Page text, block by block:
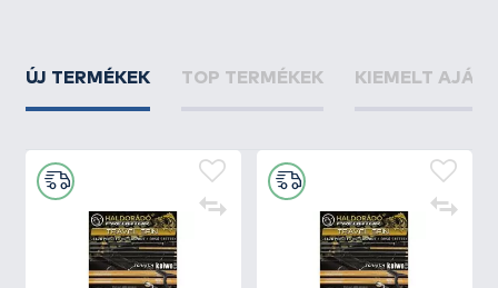
ÚJ TERMÉKEK TOP TERMÉKEK KIEMELT